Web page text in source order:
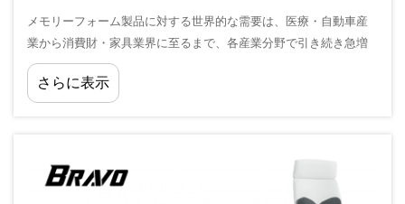
メモリーフォーム製品に対する世界的な需要は、医療・自動車産
業から消費財・家具業界に至るまで、各産業分野で引き続き急増
しています。しかし、最小発注数量（MOQ）が低いメモリーフォ
ームを調達する際には、カスタム注文時に包装材や付属品の無駄
さらに表示